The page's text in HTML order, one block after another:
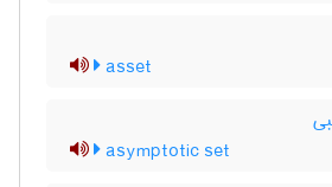
asset
asymptotic set